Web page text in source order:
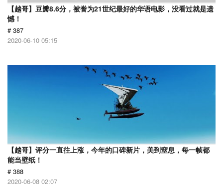
【越哥】豆瓣8.6分，被誉为21世纪最好的华语电影，没看过就是遗
憾！
# 387
2020-06-10 05:15
【越哥】评分一直往上涨，今年的口碑新片，美到窒息，每一帧都
能当壁纸！
# 388
2020-06-08 02:07